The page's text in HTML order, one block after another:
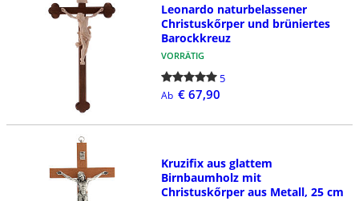
Leonardo naturbelassener
Christuskőrper und brüniertes
Barockkreuz
VORRÄTIG
5
Ab € 67,90
Kruzifix aus glattem
Birnbaumholz mit
Christuskőrper aus Metall, 25 cm